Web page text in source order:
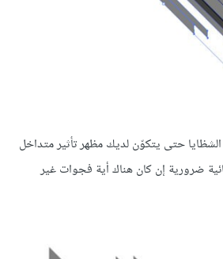
حتى يتكوّن لديك مظهر تأثير متداخل
ضرورية إن كان هناك أية فجوات غير